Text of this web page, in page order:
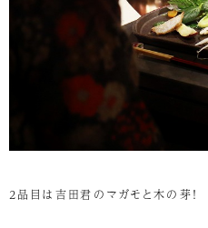
2品目は吉田君のマガモと木の芽！